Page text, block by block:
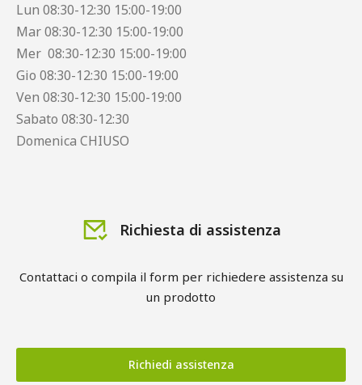
Lun 08:30-12:30 15:00-19:00
Mar 08:30-12:30 15:00-19:00
Mer 08:30-12:30 15:00-19:00
Gio 08:30-12:30 15:00-19:00
Ven 08:30-12:30 15:00-19:00
Sabato 08:30-12:30
Domenica CHIUSO
Richiesta di assistenza
Contattaci o compila il form per richiedere assistenza su
un prodotto
Richiedi assistenza